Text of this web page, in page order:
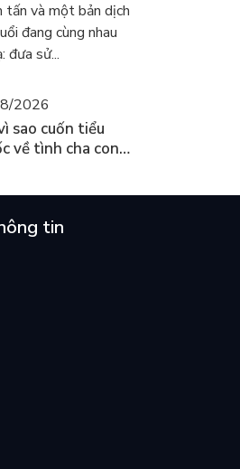
và một bản dịch
đang cùng nhau
đưa sử...
2026
sao cuốn tiểu
về tình cha con
tin